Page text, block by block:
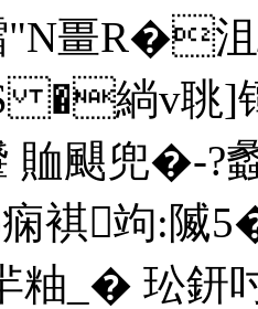
"N畺R�
緔v聎]
賉颶兜
褀 竘:隇
粙_� 玜鈃